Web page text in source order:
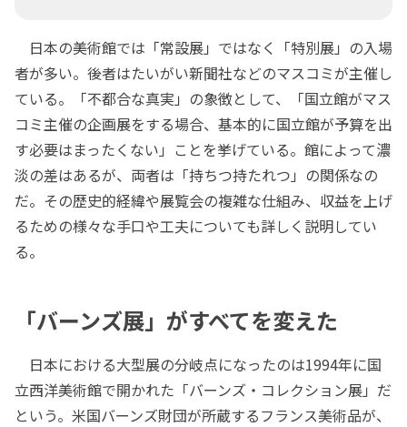
日本の美術館では「常設展」ではなく「特別展」の入場
者が多い。後者はたいがい新聞社などのマスコミが主催し
ている。「不都合な真実」の象徴として、「国立館がマス
コミ主催の企画展をする場合、基本的に国立館が予算を出
す必要はまったくない」ことを挙げている。館によって濃
淡の差はあるが、両者は「持ちつ持たれつ」の関係なの
だ。その歴史的経緯や展覧会の複雑な仕組み、収益を上げ
るための様々な手口や工夫についても詳しく説明してい
る。
「バーンズ展」がすべてを変えた
日本における大型展の分岐点になったのは1994年に国
立西洋美術館で開かれた「バーンズ・コレクション展」だ
という。米国バーンズ財団が所蔵するフランス美術品が、